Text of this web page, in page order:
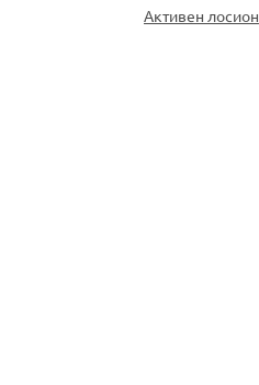
Активен лосион